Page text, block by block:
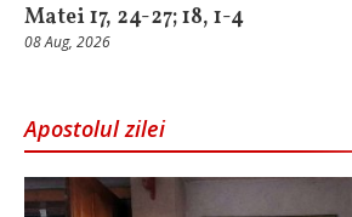
Matei 17, 24-27; 18, 1-4
08 Aug, 2026
Apostolul zilei